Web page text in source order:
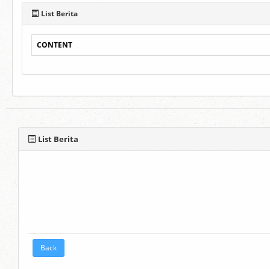
List Berita
CONTENT
List Berita
Back